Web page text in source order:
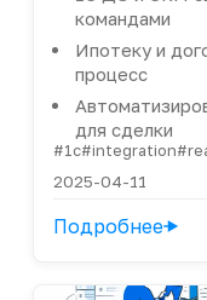
командами
Ипотеку и
процесс
для сделки
#1c#integration
2025-04-11
Подробнее